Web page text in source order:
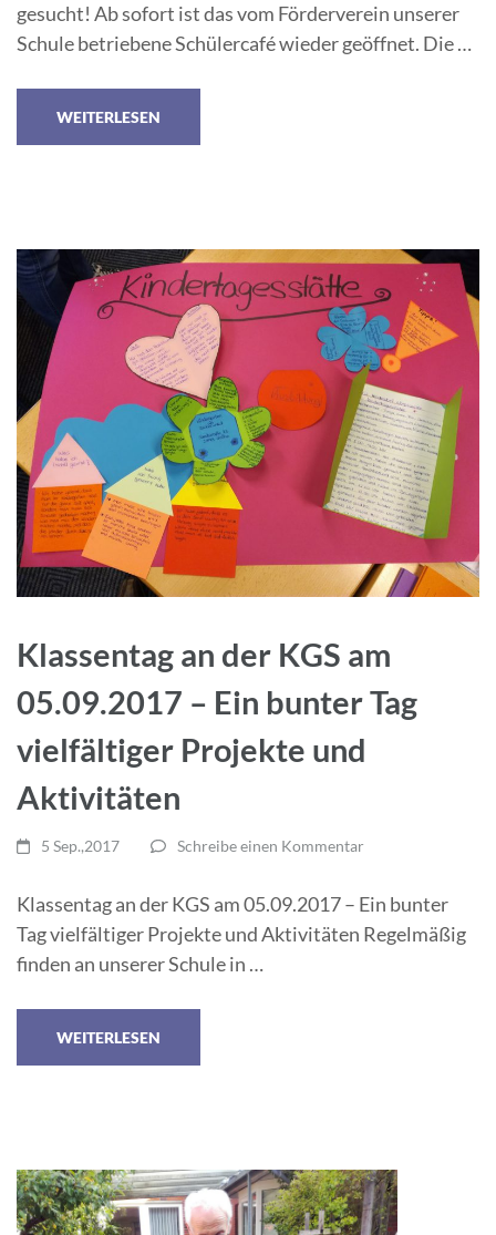
gesucht! Ab sofort ist das vom Förderverein unserer
Schule betriebene Schülercafé wieder geöffnet. Die …
WEITERLESEN
Klassentag an der KGS am
05.09.2017 – Ein bunter Tag
vielfältiger Projekte und
Aktivitäten
5 Sep.,2017 Schreibe einen Kommentar
Klassentag an der KGS am 05.09.2017 – Ein bunter
Tag vielfältiger Projekte und Aktivitäten Regelmäßig
finden an unserer Schule in …
WEITERLESEN